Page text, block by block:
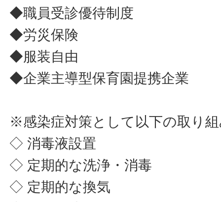
◆職員受診優待制度
◆労災保険
◆服装自由
◆企業主導型保育園提携企業
※感染症対策として以下の取り
◇ 消毒液設置
◇ 定期的な洗浄・消毒
◇ 定期的な換気